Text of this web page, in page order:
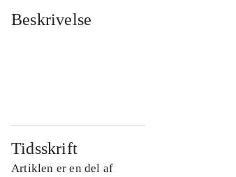
Beskrivelse
Tidsskrift
Artiklen er en del af